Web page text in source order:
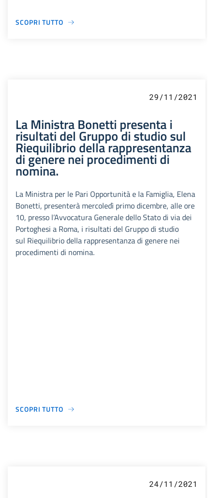
SCOPRI TUTTO
29/11/2021
La Ministra Bonetti presenta i
risultati del Gruppo di studio sul
Riequilibrio della rappresentanza
di genere nei procedimenti di
nomina.
La Ministra per le Pari Opportunità e la Famiglia, Elena
Bonetti, presenterà mercoledì primo dicembre, alle ore
10, presso l’Avvocatura Generale dello Stato di via dei
Portoghesi a Roma, i risultati del Gruppo di studio
sul Riequilibrio della rappresentanza di genere nei
procedimenti di nomina.
SCOPRI TUTTO
24/11/2021